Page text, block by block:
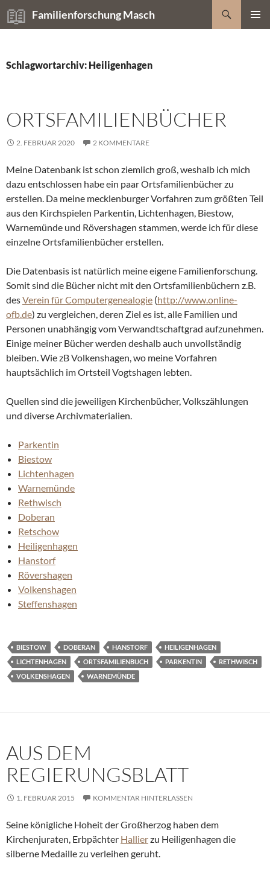
Zum
Inhalt
Familienforschung Masch
Suchen
Schlagwortarchiv: Heiligenhagen
ORTSFAMILIENBÜCHER
2. FEBRUAR 2020 2 KOMMENTARE
Meine Datenbank ist schon ziemlich groß, weshalb ich mich
dazu entschlossen habe ein paar Ortsfamilienbücher zu
erstellen. Da meine mecklenburger Vorfahren zum größten Teil
aus den Kirchspielen Parkentin, Lichtenhagen, Biestow,
Warnemünde und Rövershagen stammen, werde ich für diese
einzelne Ortsfamilienbücher erstellen.
Die Datenbasis ist natürlich meine eigene Familienforschung.
Somit sind die Bücher nicht mit den Ortsfamilienbüchern z.B.
desVerein für Computergenealogie (http://www.online-
ofb.de) zu vergleichen, deren Ziel es ist, alle Familien und
Personen unabhängig vom Verwandtschaftgrad aufzunehmen.
Einige meiner Bücher werden deshalb auch unvollständig
bleiben. Wie zB Volkenshagen, wo meine Vorfahren
hauptsächlich im Ortsteil Vogtshagen lebten.
Quellen sind die jeweiligen Kirchenbücher, Volkszählungen
und diverse Archivmaterialien.
Parkentin
Biestow
Lichtenhagen
Warnemünde
Rethwisch
Doberan
Retschow
Heiligenhagen
Hanstorf
Rövershagen
Volkenshagen
Steffenshagen
BIESTOW DOBERAN HANSTORF
HEILIGENHAGEN
LICHTENHAGEN
ORTSFAMILIENBUCH PARKENTIN
RETHWISCH
VOLKENSHAGEN
WARNEMÜNDE
AUS DEM
REGIERUNGSBLATT
1. FEBRUAR 2015 KOMMENTAR HINTERLASSEN
Seine königliche Hoheit der Großherzog haben dem
Kirchenjuraten, Erbpächter Hallierzu Heiligenhagen die
silberne Medaille zu verleihen geruht.